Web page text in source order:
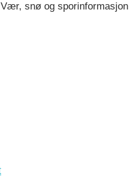
Vær, snø og sporinformasjon